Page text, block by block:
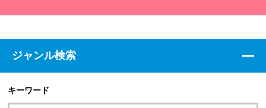
ジャンル検索
キーワード